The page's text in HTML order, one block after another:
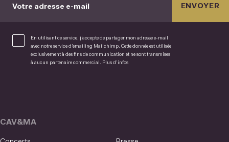
Votre adresse e-mail
En utilisant ce service, j’accepte de partager mon adresse e-mail
avec notre service d’emailing Mailchimp. Cette donnée est utilisée
exclusivement à des fins de communication et ne sont transmises
à aucun partenaire commercial. Plus d’infos
ENVOYER
CAV&MA